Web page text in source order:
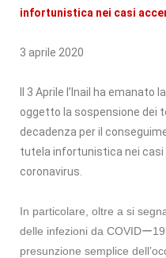
infortunistica nei casi
3 aprile 2020
Il 3 Aprile l’Inail ha emanato
oggetto la sospensione dei
decadenza per il
tutela infortunistica nei
coronavirus.
In particolare, oltre a si
delle infezioni da COVIDー
presunzione semplice